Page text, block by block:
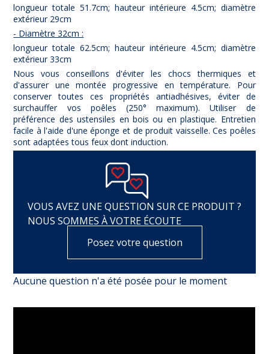
longueur totale 51.7cm; hauteur intérieure 4.5cm; diamètre
extérieur 29cm
- Diamètre 32cm :
longueur totale 62.5cm; hauteur intérieure 4.5cm; diamètre
extérieur 33cm
Nous vous conseillons d'éviter les chocs thermiques et
d'assurer une montée progressive en température. Pour
conserver toutes ces propriétés antiadhésives, éviter de
surchauffer vos poêles (250° maximum). Utiliser de
préférence des ustensiles en bois ou en plastique. Entretien
facile à l'aide d'une éponge et de produit vaisselle. Ces poêles
sont adaptées tous feux dont induction.
VOUS AVEZ UNE QUESTION SUR CE PRODUIT ?
NOUS SOMMES À VOTRE ÉCOUTE
Posez votre question
Aucune question n'a été posée pour le moment